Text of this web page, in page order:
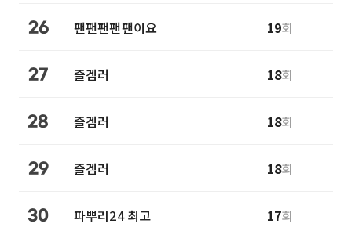
26 팬팬팬팬팬이요 19회
27 즐겜러 18회
28 즐겜러 18회
29 즐겜러 18회
30 파뿌리24 최고 17회